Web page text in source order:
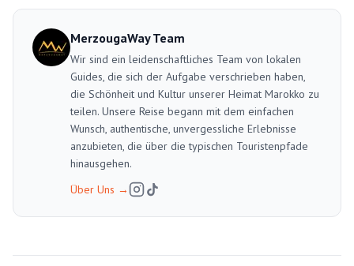
MerzougaWay Team
Wir sind ein leidenschaftliches Team von lokalen
Guides, die sich der Aufgabe verschrieben haben,
die Schönheit und Kultur unserer Heimat Marokko zu
teilen. Unsere Reise begann mit dem einfachen
Wunsch, authentische, unvergessliche Erlebnisse
anzubieten, die über die typischen Touristenpfade
hinausgehen.
Über Uns →